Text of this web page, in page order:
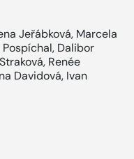
Jeřábková, Marcela
Pospíchal, Dalibor
, Renée
Davidová, Ivan